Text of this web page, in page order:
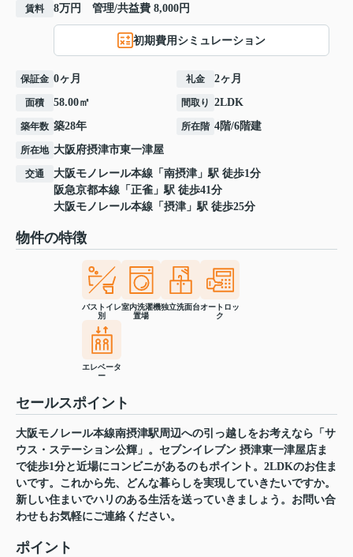
賃料 8万円 管理/共益費 8,000円
初期費用シミュレーション
保証金 0ヶ月 礼金 2ヶ月
面積 58.00㎡ 間取り 2LDK
築年数 築28年 所在階 4階/6階建
所在地 大阪府摂津市東一津屋
交通 大阪モノレール本線 「 南摂津 」駅 徒歩1分
阪急京都本線 「 正雀 」駅 徒歩41分
大阪モノレール本線 「 摂津 」駅 徒歩25分
物件の特徴
バストイレ
別
室内洗濯機
置場
独立洗面台オートロッ
ク
エレベータ
ー
セールスポイント
大阪モノレール本線南摂津駅周辺への引っ越しをお考えなら「サ
ウス・ステーション公輝」。セブンイレブン 摂津東一津屋店ま
で徒歩1分と近場にコンビニがあるのもポイント。2LDKのお住ま
いです。これから先、どんな暮らしを実現していきたいですか。
新しい住まいでハリのある生活を送っていきましょう。お問い合
わせもお気軽にご連絡ください。
ポイント